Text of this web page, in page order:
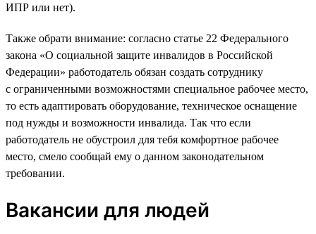
ИПР или нет).
Также обрати внимание: согласно статье 22 Федерального
закона «О социальной защите инвалидов в Российской
Федерации» работодатель обязан создать сотруднику
с ограниченными возможностями специальное рабочее место,
то есть адаптировать оборудование, техническое оснащение
под нужды и возможности инвалида. Так что если
работодатель не обустроил для тебя комфортное рабочее
место, смело сообщай ему о данном законодательном
требовании.
Вакансии для людей